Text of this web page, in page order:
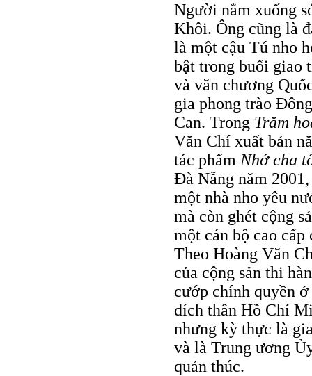
Người nằm xuống
Khôi. Ông cũng là
là một cậu Tú nho
bật trong buổi giao
và văn chương
gia phong trào
Can. Trong Trăm
Văn Chí xuất bản
tác phẩm Nhớ cha
Đà Nẵng năm
một nhà nho yêu
mà còn ghét cộng
một cán bộ cao cấp
Theo Hoàng Văn
của cộng sản thi
cướp chính quyền
đích thân Hồ Chí
nhưng kỳ thực là
và là Trung ương
quản thúc.